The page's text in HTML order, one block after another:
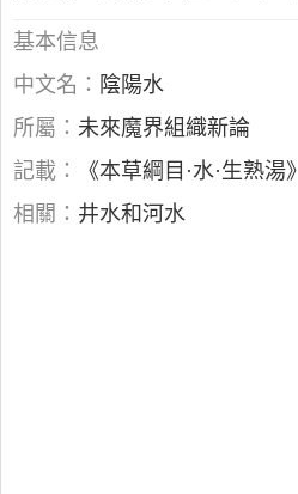
基本信息
中文名： 陰陽水
所屬： 未來魔界組織新論
記載：
《本草綱目·水·生熟湯》
相關： 井水和河水